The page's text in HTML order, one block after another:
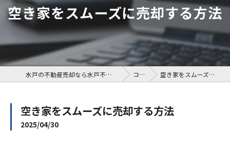
空き家をスムーズに売却する方法
水戸の不動産売却なら水戸不動産売却相談センター コラム 空き家をスムーズに売却する方法
空き家をスムーズに売却する方法
2025/04/30